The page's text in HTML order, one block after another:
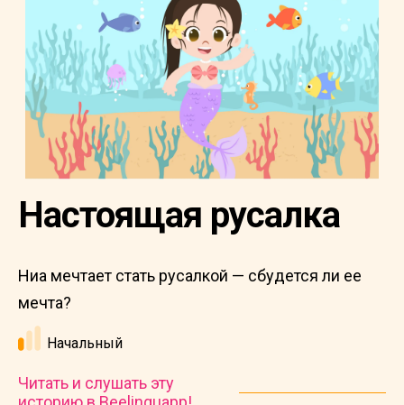
Настоящая русалка
Ниа мечтает стать русалкой — сбудется ли ее
мечта?
Начальный
Читать и слушать эту